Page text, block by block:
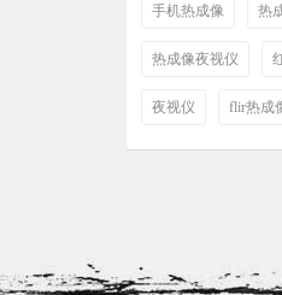
手机热成像 热
热成像夜视仪
夜视仪 flir热成